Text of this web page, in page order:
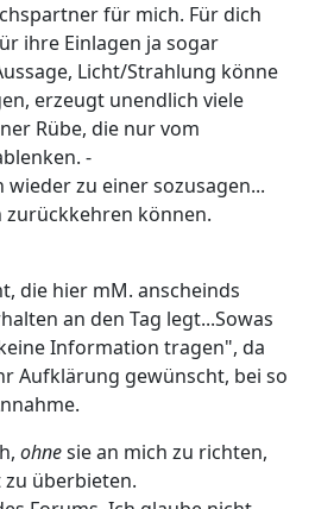
für mich. Für dich
ihre Einlagen ja sogar
Licht/Strahlung könne
erzeugt unendlich viele
Rübe, die nur vom
-
zu einer sozusagen...
können.
die hier mM. anscheinds
an den Tag legt...Sowas
Information tragen", da
Aufklärung gewünscht, bei so
ohnesie an mich zu richten,
überbieten.